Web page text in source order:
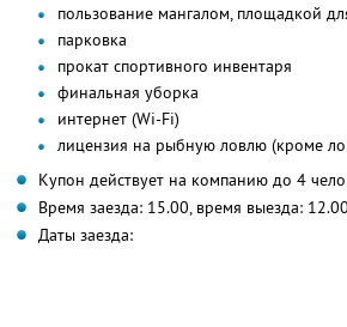
пользование мангалом, площадкой
парковка
прокат спортивного инвентаря
финальная уборка
интернет (Wi-Fi)
лицензия на рыбную ловлю (кроме
Купон действует на компанию до 4
Время заезда: 15.00, время выезда: 12.00
Даты заезда: